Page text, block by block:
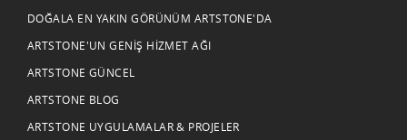
DOĞALA EN YAKIN GÖRÜNÜM ARTSTONE'DA
ARTSTONE'UN GENIŞ HIZMET AĞI
ARTSTONE GÜNCEL
ARTSTONE BLOG
ARTSTONE UYGULAMALAR & PROJELER